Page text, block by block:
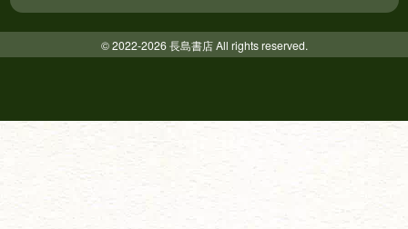
© 2022-2026 長島書店 All rights reserved.